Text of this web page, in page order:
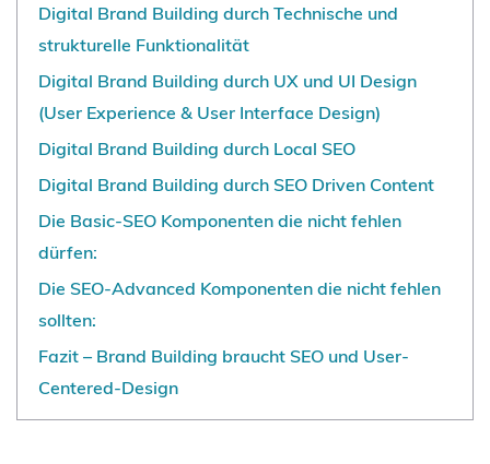
Digital Brand Building durch Technische und
strukturelle Funktionalität
Digital Brand Building durch UX und UI Design
(User Experience & User Interface Design)
Digital Brand Building durch Local SEO
Digital Brand Building durch SEO Driven Content
Die Basic-SEO Komponenten die nicht fehlen
dürfen:
Die SEO-Advanced Komponenten die nicht fehlen
sollten:
Fazit – Brand Building braucht SEO und User-
Centered-Design